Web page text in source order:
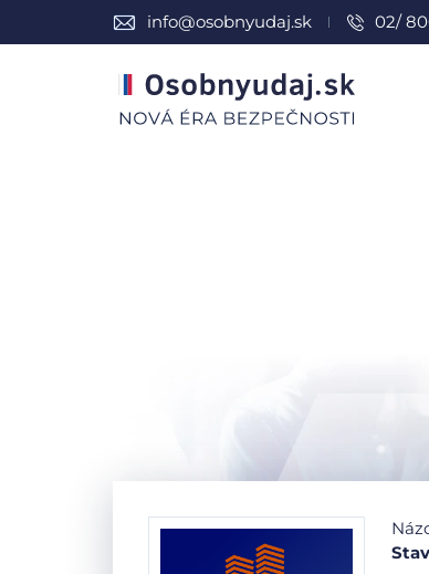
info@osobnyudaj.sk 02/